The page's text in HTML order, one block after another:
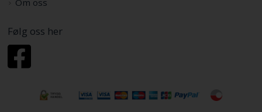
Om oss
Følg oss her